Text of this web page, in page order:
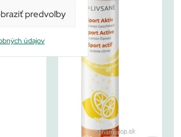
predvoľby
údajov